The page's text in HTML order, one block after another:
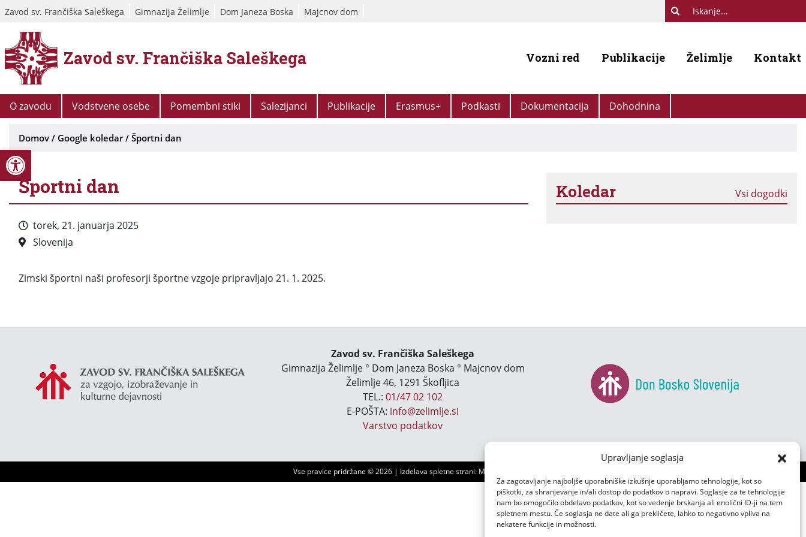
Open toolbar
Upravljanje soglasja
Za zagotavljanje najboljše uporabniške izkušnje uporabljamo tehnologije, kot so
piškotki, za shranjevanje in/ali dostop do podatkov o napravi. Soglasje za te tehnologije
nam bo omogočilo obdelavo podatkov, kot so vedenje brskanja ali enolični ID-ji na tem
spletnem mestu. Če soglasja ne date ali ga prekličete, lahko to negativno vpliva na
nekatere funkcije in možnosti.
Zavod sv. Frančiška Saleškega Gimnazija Želimlje Dom Janeza Boska Majcnov dom
Zavod sv. Frančiška Saleškega Vozni red Publikacije Želimlje Kontakt
O zavodu Vodstvene osebe Pomembni stiki Salezijanci Publikacije Erasmus+ Podkasti Dokumentacija Dohodnina
Domov / Google koledar/ Športni dan
Športni dan
torek, 21. januarja 2025
Slovenija
Zimski športni naši profesorji športne vzgoje pripravljajo 21. 1. 2025.
Koledar Vsi dogodki
Zavod sv. Frančiška Saleškega
Gimnazija Želimlje ° Dom Janeza Boska ° Majcnov dom
Želimlje 46, 1291 Škofljica
TEL.:01/47 02 102
E-POŠTA: info@zelimlje.si
Varstvo podatkov
Vse pravice pridržane ©2026 | Izdelava spletne strani: Ms3 d.o.o.